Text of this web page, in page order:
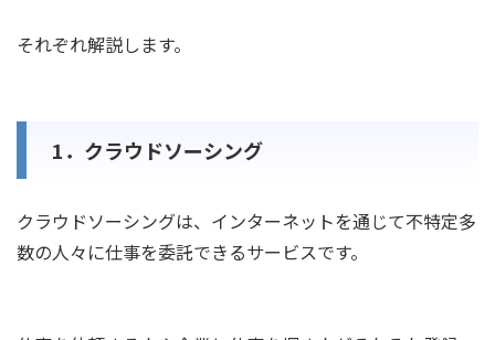
それぞれ解説します。
1．クラウドソーシング
クラウドソーシングは、インターネットを通じて不特定多
数の人々に仕事を委託できるサービスです。